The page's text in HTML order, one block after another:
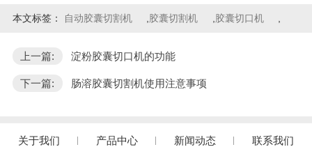
本文标签： 自动胶囊切割机 ,胶囊切割机 ,胶囊切口机 ,
上一篇: 淀粉胶囊切口机的功能
下一篇: 肠溶胶囊切割机使用注意事项
关于我们 产品中心 新闻动态 联系我们